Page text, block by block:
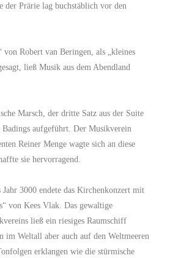
der Prärie lag buchstäblich vor den
von Robert van Beringen, als „kleines
ließ Musik aus dem Abendland
Marsch, der dritte Satz aus der Suite
Badings aufgeführt. Der Musikverein
Reiner Menge wagte sich an diese
sie hervorragend.
3000 endete das Kirchenkonzert mit
von Kees Vlak. Das gewaltige
ließ ein riesiges Raumschiff
im Weltall aber auch auf den Weltmeeren
erklangen wie die stürmische